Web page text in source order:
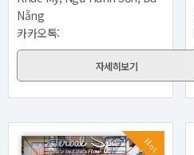
Nẵng
카카오톡:
자세히보기
Hot